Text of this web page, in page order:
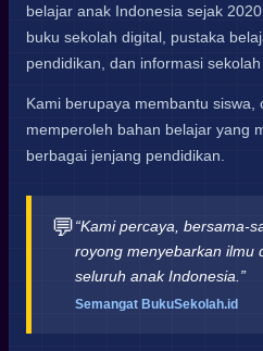
belajar anak Indonesia sejak
buku sekolah digital, pustaka
pendidikan, dan informasi
Kami berupaya membantu siswa,
memperoleh bahan belajar yang
berbagai jenjang pendidikan.
💬“Kami percaya, bersama-
royong menyebarkan ilmu
seluruh anak Indonesia.”
Semangat BukuSekolah.id